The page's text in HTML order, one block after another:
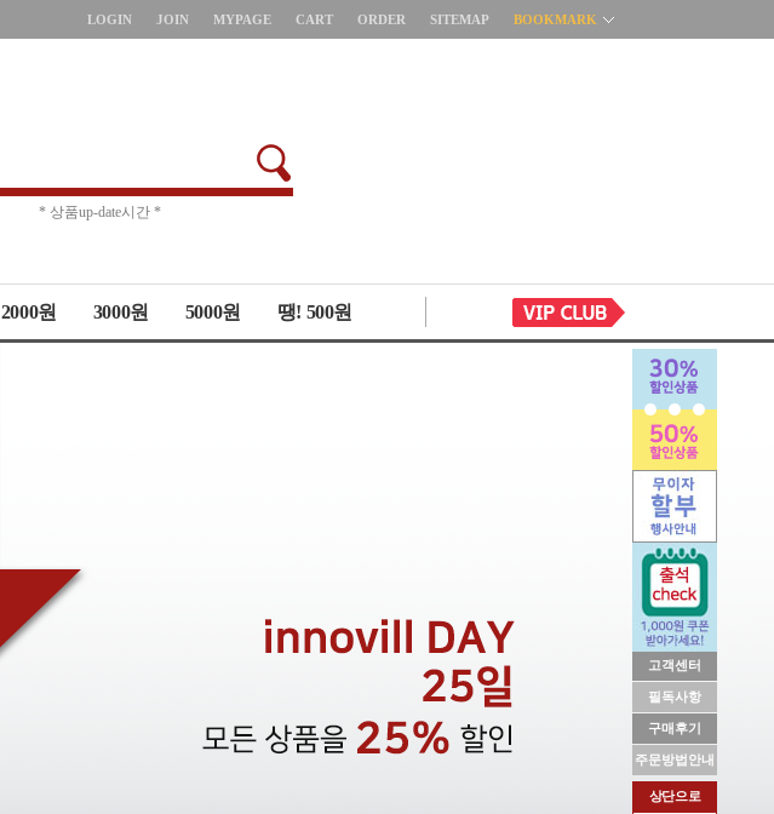
고객센터
필독사항
구매후기
주문방법안내
상단으로
LOGIN JOIN MYPAGE CART ORDER SITEMAP BOOKMARK
* 주문취소 제한 *
2000원 3000원 5000원 땡! 500원